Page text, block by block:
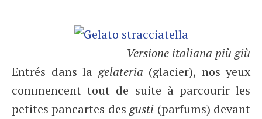
Versione italiana più giù
Entrés dans la gelateria (glacier), nos yeux
commencent tout de suite à parcourir les
petites pancartes desgusti (parfums) devant